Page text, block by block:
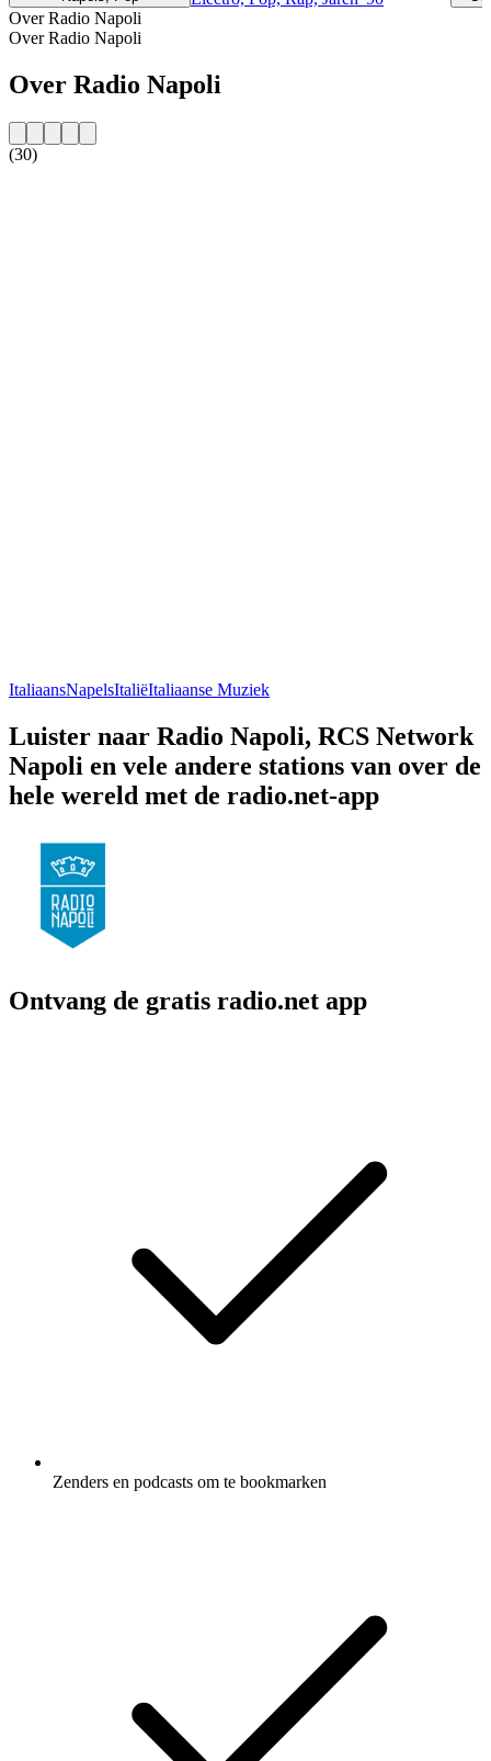
Over Radio Napoli
Over Radio Napoli
Over Radio Napoli
(30)
ItaliaansNapelsItaliëItaliaanse Muziek
Luister naar Radio Napoli, RCS Network
Napoli en vele andere stations van over de
hele wereld met de radio.net-app
Ontvang de gratis radio.net app
Zenders en podcasts om te bookmarken